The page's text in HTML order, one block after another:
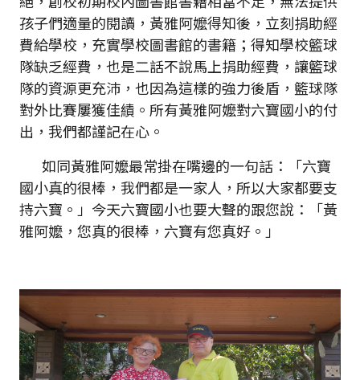
孩子們適量的閱讀，黃雅阿嬤得知後，立刻捐助經
費給學校，充實學校圖書館的書籍；得知學校籃球
隊缺乏經費，也是二話不說馬上捐助經費，讓籃球
隊的資源更充沛，也因為這樣的強力後盾，籃球隊
對外比賽屢獲佳績。所有黃雅阿嬤對六寶國小的付
出，我們都謹記在心。
如同黃雅阿嬤最常掛在嘴邊的一句話：「六寶
國小真的很棒，我們都是一家人，所以大家都要支
持六寶。」今天六寶國小也要大聲的跟您說：「黃
雅阿嬤，您真的很棒，六寶有您真好。」